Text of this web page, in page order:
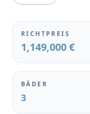
RICHTPREIS
1,149,000 €
BÄDER
3